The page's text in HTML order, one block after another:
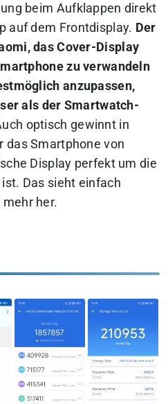
beim Aufklappen direkt
auf dem Frontdisplay. Der
das Cover-Display
zu verwandeln
anzupassen,
als der Smartwatch-
optisch gewinnt in
das Smartphone von
Display perfekt um die
Das sieht einfach
her.